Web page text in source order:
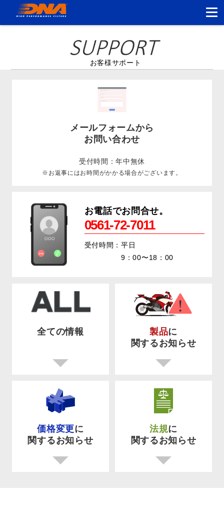
お客様サポート
メールフォームから
お問い合わせ
受付時間：年中無休
※お返事にはお時間がかかる場合がございます。
お電話でお問合せ。
0561-72-7011
受付時間：平日
9：00〜18：00
全ての情報 製品に
関するお知らせ
価格変更に
関するお知らせ
法規に
関するお知らせ